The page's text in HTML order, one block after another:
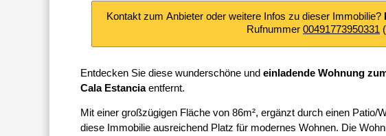
Kontakt zum Anbieter oder weitere Infos zu dieser Immobilie?
Rufnummer 00491773950331
Entdecken Sie diese wunderschöne und einladende Wohnung
Cala Estanciaentfernt.
Mit einer großzügigen Fläche von 86m², ergänzt durch einen Patio/
diese Immobilie ausreichend Platz für modernes Wohnen. Die